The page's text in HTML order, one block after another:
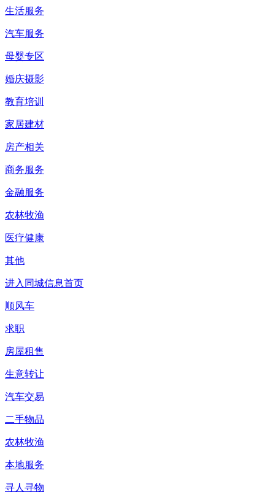
生活服务
汽车服务
母婴专区
婚庆摄影
教育培训
家居建材
房产相关
商务服务
金融服务
农林牧渔
医疗健康
其他
进入同城信息首页
顺风车
求职
房屋租售
生意转让
汽车交易
二手物品
农林牧渔
本地服务
寻人寻物